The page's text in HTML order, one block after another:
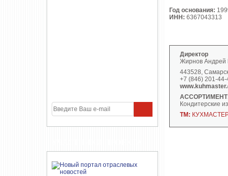
Год основания:
ИНН: 6367043313
Директор
Жирнов Андрей
443528,
+7 (846) 201-44-
Кондитерские
ТМ: